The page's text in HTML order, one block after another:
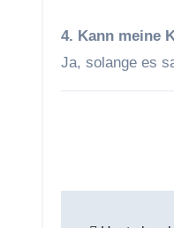
4. Kann meine
Ja, solange es